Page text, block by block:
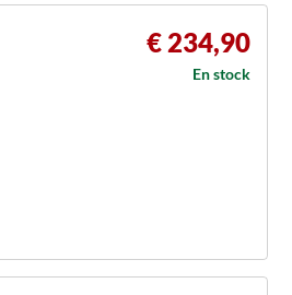
€ 234,90
En stock